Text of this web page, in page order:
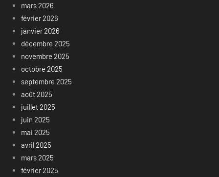
mars 2026
février 2026
janvier 2026
décembre 2025
novembre 2025
octobre 2025
septembre 2025
août 2025
juillet 2025
juin 2025
mai 2025
avril 2025
mars 2025
février 2025